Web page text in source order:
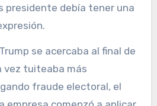
presidente debía tener una
se acercaba al final de
vez tuiteaba más
fraude electoral, el